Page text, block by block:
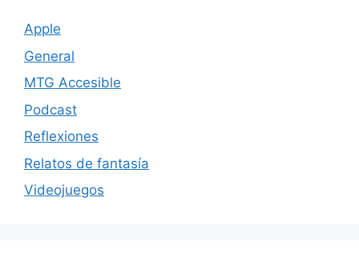
Apple
General
MTG Accesible
Podcast
Reflexiones
Relatos de fantasía
Videojuegos